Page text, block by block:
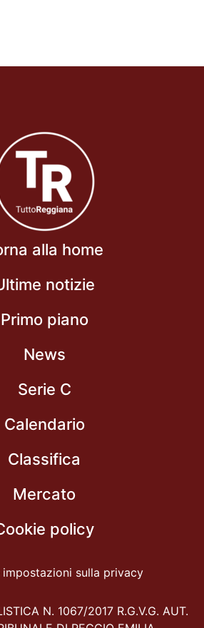
alla home
notizie
Primo piano
News
Serie C
Calendario
Classifica
Mercato
policy
impostazioni sulla privacy
N. 1067/2017 R.G.V.G. AUT.